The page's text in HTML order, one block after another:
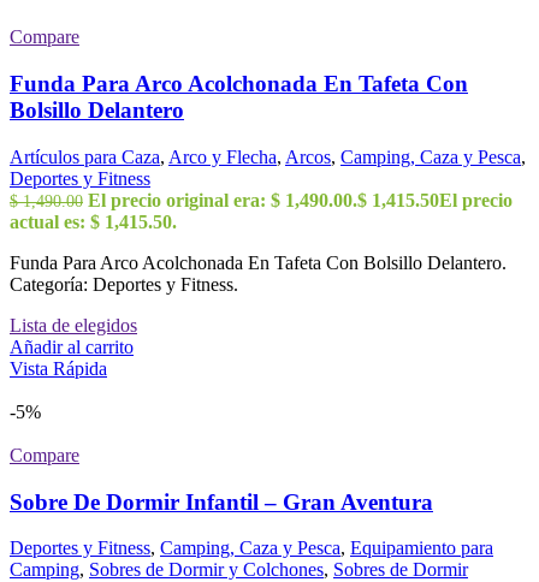
Compare
Funda Para Arco Acolchonada En Tafeta Con
Bolsillo Delantero
Artículos para Caza, Arco y Flecha, Arcos, Camping, Caza y Pesca,
Deportes y Fitness
$1,490.00 El precio original era: $ 1,490.00.$ 1,415.50El precio
actual es: $ 1,415.50.
Funda Para Arco Acolchonada En Tafeta Con Bolsillo Delantero.
Categoría: Deportes y Fitness.
Lista de elegidos
Añadir al carrito
Vista Rápida
-5%
Compare
Sobre De Dormir Infantil – Gran Aventura
Deportes y Fitness, Camping, Caza y Pesca, Equipamiento para
Camping, Sobres de Dormir y Colchones, Sobres de Dormir